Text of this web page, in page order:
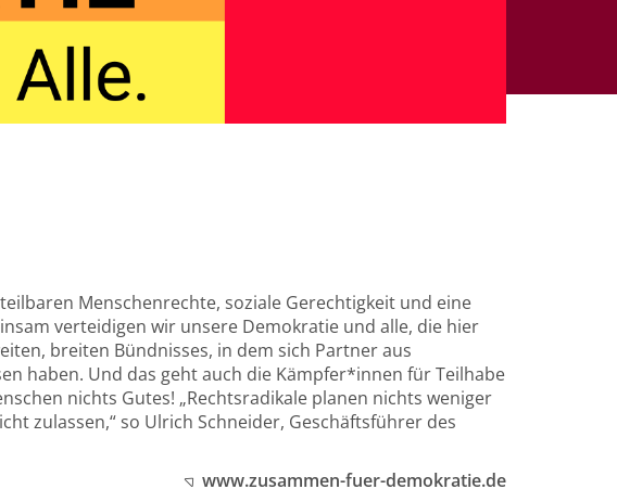
Menschenrechte, soziale Gerechtigkeit und eine
verteidigen wir unsere Demokratie und alle, die hier
breiten Bündnisses, in dem sich Partner aus
haben. Und das geht auch die Kämpfer*innen für Teilhabe
nichts Gutes! „Rechtsradikale planen nichts weniger
zulassen,“ so Ulrich Schneider, Geschäftsführer des
www.zusammen-fuer-demokratie.de